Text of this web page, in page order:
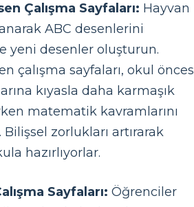
Çalışma Sayfaları: Hayvan
ABC desenlerini
yeni desenler oluşturun.
çalışma sayfaları, okul
kıyasla daha karmaşık
matematik kavramlarını
Bilişsel zorlukları artırarak
hazırlıyorlar.
Sayfaları: Öğrenciler